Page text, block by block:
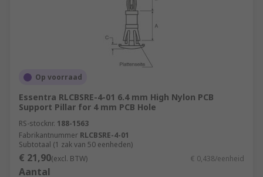
Op voorraad
Essentra RLCBSRE-4-01 6.4 mm High Nylon PCB
Support Pillar for 4 mm PCB Hole
RS-stocknr. 188-1563
Fabrikantnummer RLCBSRE-4-01
Subtotaal (1 zak van 50 eenheden)
€ 21,90(excl. BTW) € 0,438/eenheid
Aantal